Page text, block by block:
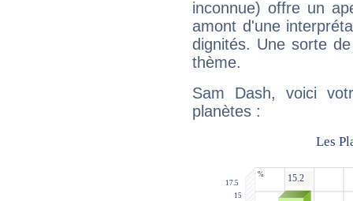
inconnue) offre un
amont d'une
dignités. Une sorte
thème.
Sam Dash, voici
planètes :